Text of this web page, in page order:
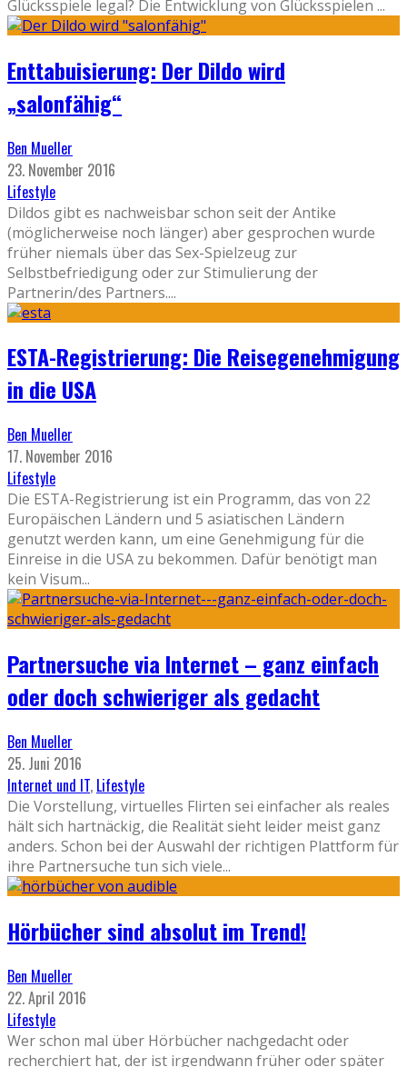
Glücksspiele legal? Die Entwicklung von Glücksspielen ...
Enttabuisierung: Der Dildo wird
„salonfähig“
Ben Mueller
23. November 2016
Lifestyle
Dildos gibt es nachweisbar schon seit der Antike
(möglicherweise noch länger) aber gesprochen wurde
früher niemals über das Sex-Spielzeug zur
Selbstbefriedigung oder zur Stimulierung der
Partnerin/des Partners....
ESTA-Registrierung: Die Reisegenehmigung
in die USA
Ben Mueller
17. November 2016
Lifestyle
Die ESTA-Registrierung ist ein Programm, das von 22
Europäischen Ländern und 5 asiatischen Ländern
genutzt werden kann, um eine Genehmigung für die
Einreise in die USA zu bekommen. Dafür benötigt man
kein Visum...
Partnersuche via Internet – ganz einfach
oder doch schwieriger als gedacht
Ben Mueller
25. Juni 2016
Internet und IT, Lifestyle
Die Vorstellung, virtuelles Flirten sei einfacher als reales
hält sich hartnäckig, die Realität sieht leider meist ganz
anders. Schon bei der Auswahl der richtigen Plattform für
ihre Partnersuche tun sich viele...
Hörbücher sind absolut im Trend!
Ben Mueller
22. April 2016
Lifestyle
Wer schon mal über Hörbücher nachgedacht oder
recherchiert hat, der ist irgendwann früher oder später